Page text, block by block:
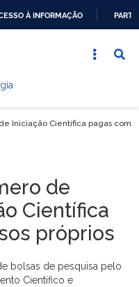
À INFORMAÇÃO
Iniciação Científica pagas com
de
Científica
próprios
bolsas de pesquisa pelo
Científico e